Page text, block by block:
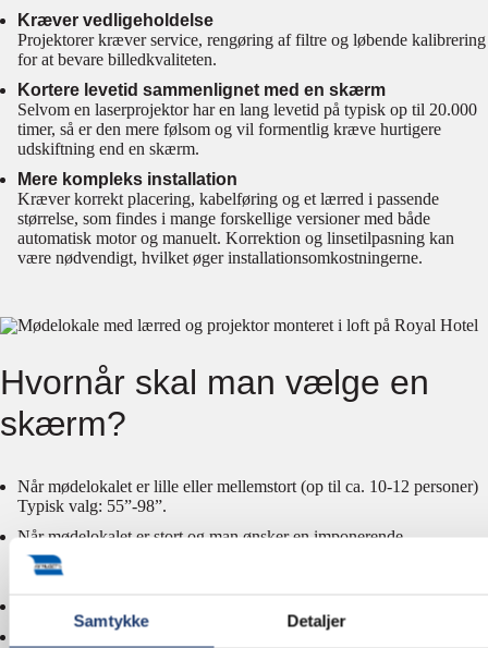
Samtykke Detaljer
Kræver vedligeholdelse
Projektorer kræver service, rengøring af filtre og løbende kalibrering
for at bevare billedkvaliteten.
Kortere levetid sammenlignet med en skærm
Selvom en laserprojektor har en lang levetid på typisk op til 20.000
timer, så er den mere følsom og vil formentlig kræve hurtigere
udskiftning end en skærm.
Mere kompleks installation
Kræver korrekt placering, kabelføring og et lærred i passende
størrelse, som findes i mange forskellige versioner med både
automatisk motor og manuelt. Korrektion og linsetilpasning kan
være nødvendigt, hvilket øger installationsomkostningerne.
Hvornår skal man vælge en
skærm?
Når mødelokalet er lille eller mellemstort (op til ca. 10-12 personer)
Typisk valg: 55”-98”.
Når mødelokalet er stort og man ønsker en imponerende
billedkvalitet og ultralang levetid, så er en LED storskærm en
imponerende men dyrere løsning.
Når der er meget dagslys, og billedet skal stå skarpt uden